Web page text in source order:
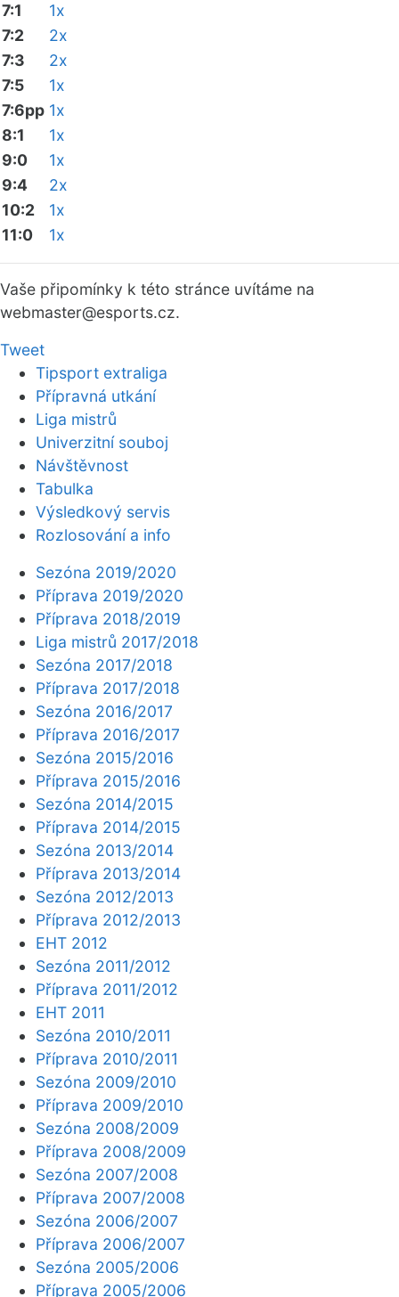
7:1
1x
7:2
2x
7:3
2x
7:5
1x
7:6pp 1x
8:1
1x
9:0
1x
9:4
2x
10:2
1x
11:0
1x
Vaše připomínky k této stránce uvítáme na
webmaster@esports.cz.
Tweet
Tipsport extraliga
Přípravná utkání
Liga mistrů
Univerzitní souboj
Návštěvnost
Tabulka
Výsledkový servis
Rozlosování a info
Sezóna 2019/2020
Příprava 2019/2020
Příprava 2018/2019
Liga mistrů 2017/2018
Sezóna 2017/2018
Příprava 2017/2018
Sezóna 2016/2017
Příprava 2016/2017
Sezóna 2015/2016
Příprava 2015/2016
Sezóna 2014/2015
Příprava 2014/2015
Sezóna 2013/2014
Příprava 2013/2014
Sezóna 2012/2013
Příprava 2012/2013
EHT 2012
Sezóna 2011/2012
Příprava 2011/2012
EHT 2011
Sezóna 2010/2011
Příprava 2010/2011
Sezóna 2009/2010
Příprava 2009/2010
Sezóna 2008/2009
Příprava 2008/2009
Sezóna 2007/2008
Příprava 2007/2008
Sezóna 2006/2007
Příprava 2006/2007
Sezóna 2005/2006
Příprava 2005/2006